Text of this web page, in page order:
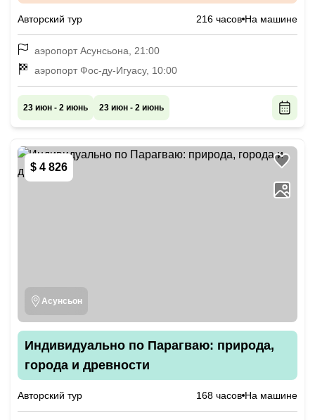
Авторский тур 216 часов На машине
аэропорт Асунсьона, 21:00
аэропорт Фос-ду-Игуасу, 10:00
23 июн - 2 июнь 23 июн - 2 июнь
$ 4 826
Асунсьон
Индивидуально по Парагваю: природа,
города и древности
Авторский тур 168 часов На машине